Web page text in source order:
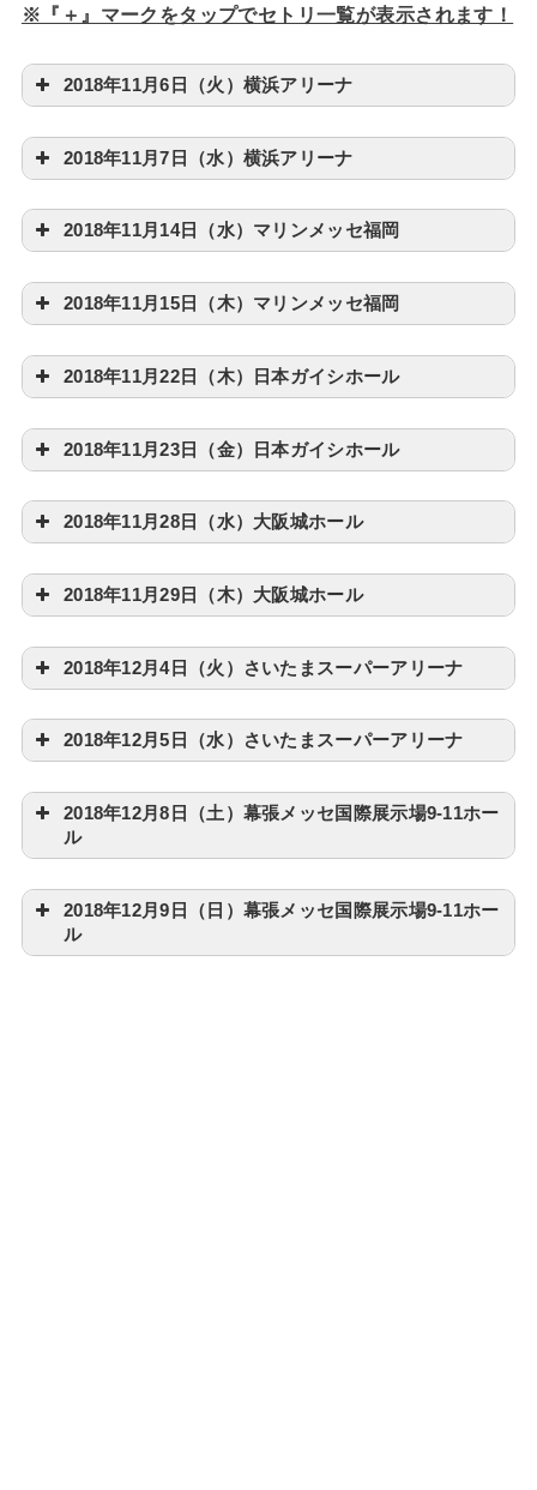
※『＋』マークをタップでセトリ一覧が表示されます！
2018年11月6日（火）横浜アリーナ
2018年11月7日（水）横浜アリーナ
2018年11月14日（水）マリンメッセ福岡
2018年11月15日（木）マリンメッセ福岡
2018年11月22日（木）日本ガイシホール
2018年11月23日（金）日本ガイシホール
2018年11月28日（水）大阪城ホール
2018年11月29日（木）大阪城ホール
2018年12月4日（火）さいたまスーパーアリーナ
2018年12月5日（水）さいたまスーパーアリーナ
2018年12月8日（土）幕張メッセ国際展示場9-11ホー
ル
2018年12月9日（日）幕張メッセ国際展示場9-11ホー
ル